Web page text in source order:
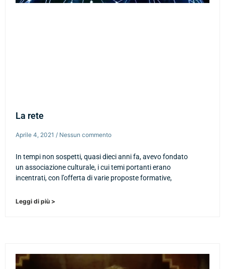
La rete
Aprile 4, 2021 Nessun commento
In tempi non sospetti, quasi dieci anni fa, avevo fondato
un associazione culturale, i cui temi portanti erano
incentrati, con l’offerta di varie proposte formative,
Leggi di più >